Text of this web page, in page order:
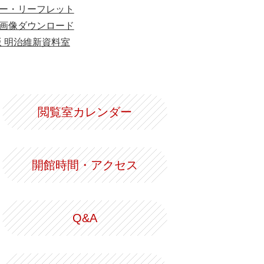
・リーフレット
像ダウンロード
明治維新資料室
閲覧室カレンダー
開館時間・アクセス
Q&A